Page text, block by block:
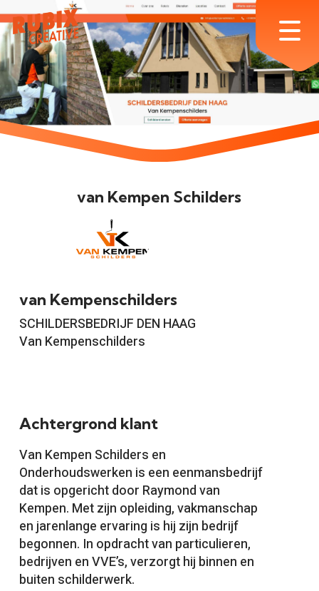
to
main
content
Menu
van Kempen Schilders
van Kempenschilders
SCHILDERSBEDRIJF DEN HAAG
Van Kempenschilders
Achtergrond klant
Van Kempen Schilders en
Onderhoudswerken is een eenmansbedrijf
dat is opgericht door Raymond van
Kempen. Met zijn opleiding, vakmanschap
en jarenlange ervaring is hij zijn bedrijf
begonnen. In opdracht van particulieren,
bedrijven en VVE’s, verzorgt hij binnen en
buiten schilderwerk.